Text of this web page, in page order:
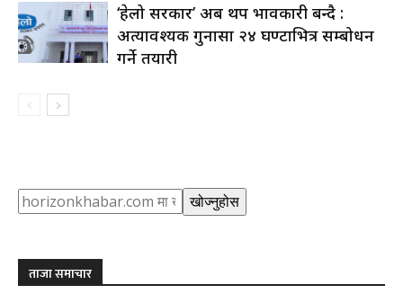
‘हेलो सरकार’ अब थप प्रभावकारी बन्दै :
अत्यावश्यक गुनासा २४ घण्टाभित्र सम्बोधन
गर्ने तयारी
Search खोज्नुहोस
ताजा समाचार